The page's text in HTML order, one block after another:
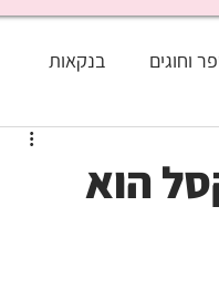
וחוגים בנקאות
מבצעים
הוא